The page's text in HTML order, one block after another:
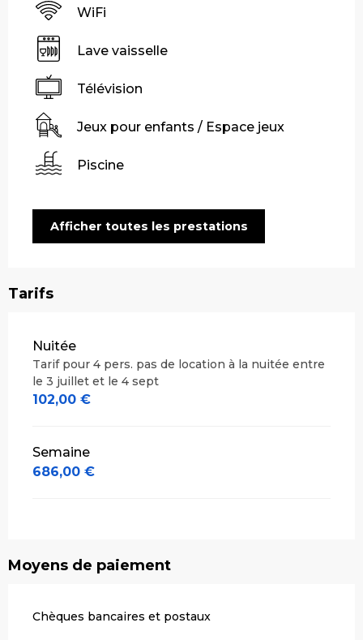
WiFi
Lave vaisselle
Télévision
Jeux pour enfants / Espace jeux
Piscine
Afficher toutes les prestations
Tarifs
Tarifs 2026
Nuitée
Tarif pour 4 pers. pas de location à la nuitée entre
le 3 juillet et le 4 sept
102,00 €
Semaine
686,00 €
Moyens de paiement
Chèques bancaires et postaux